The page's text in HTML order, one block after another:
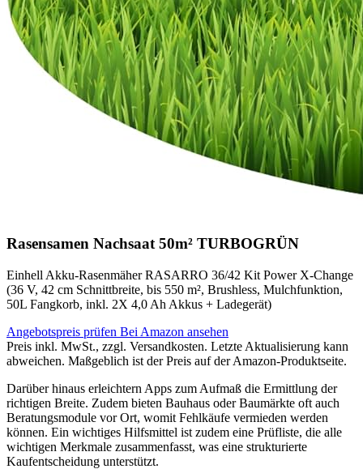
Rasensamen Nachsaat 50m² TURBOGRÜN
Einhell Akku-Rasenmäher RASARRO 36/42 Kit Power X-Change
(36 V, 42 cm Schnittbreite, bis 550 m², Brushless, Mulchfunktion,
50L Fangkorb, inkl. 2X 4,0 Ah Akkus + Ladegerät)
Angebotspreis prüfen Bei Amazon ansehen
Preis inkl. MwSt., zzgl. Versandkosten. Letzte Aktualisierung kann
abweichen. Maßgeblich ist der Preis auf der Amazon-Produktseite.
Darüber hinaus erleichtern Apps zum Aufmaß die Ermittlung der
richtigen Breite. Zudem bieten Bauhaus oder Baumärkte oft auch
Beratungsmodule vor Ort, womit Fehlkäufe vermieden werden
können. Ein wichtiges Hilfsmittel ist zudem eine Prüfliste, die alle
wichtigen Merkmale zusammenfasst, was eine strukturierte
Kaufentscheidung unterstützt.